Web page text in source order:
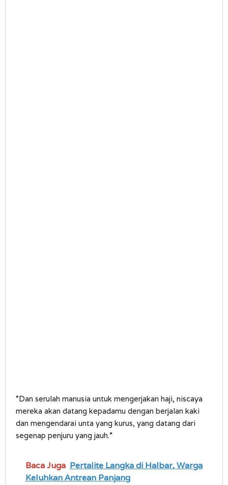
“Dan serulah manusia untuk mengerjakan haji, niscaya
mereka akan datang kepadamu dengan berjalan kaki
dan mengendarai unta yang kurus, yang datang dari
segenap penjuru yang jauh.”
Baca Juga Pertalite Langka di Halbar, Warga
Keluhkan Antrean Panjang